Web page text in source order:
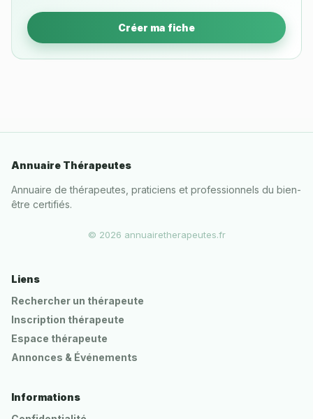
Créer ma fiche
Annuaire Thérapeutes
Annuaire de thérapeutes, praticiens et professionnels du bien-
être certifiés.
© 2026 annuairetherapeutes.fr
Liens
Rechercher un thérapeute
Inscription thérapeute
Espace thérapeute
Annonces & Événements
Informations